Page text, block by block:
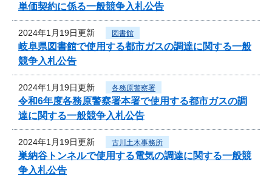
単価契約に係る一般競争入札公告
2024年1月19日更新 図書館
岐阜県図書館で使用する都市ガスの調達に関する一般
競争入札公告
2024年1月19日更新 各務原警察署
令和6年度各務原警察署本署で使用する都市ガスの調
達に関する一般競争入札公告
2024年1月19日更新 古川土木事務所
巣納谷トンネルで使用する電気の調達に関する一般競
争入札公告